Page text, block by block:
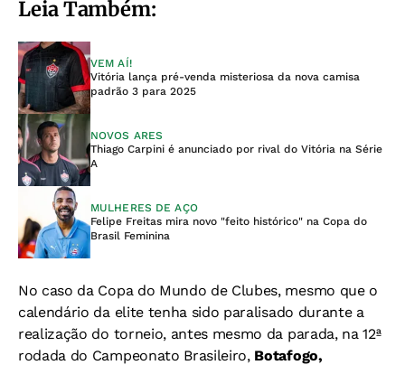
Leia Também:
VEM AÍ!
Vitória lança pré-venda misteriosa da nova camisa
padrão 3 para 2025
NOVOS ARES
Thiago Carpini é anunciado por rival do Vitória na Série
A
MULHERES DE AÇO
Felipe Freitas mira novo "feito histórico" na Copa do
Brasil Feminina
No caso da Copa do Mundo de Clubes, mesmo que o
calendário da elite tenha sido paralisado durante a
realização do torneio, antes mesmo da parada, na 12ª
rodada do Campeonato Brasileiro, Botafogo,